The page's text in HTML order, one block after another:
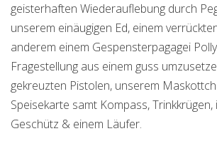
geisterhaften Wiederauflebung durch
unserem einäugigen Ed, einem
anderem einem Gespensterpagagei
Fragestellung aus einem guss
gekreuzten Pistolen, unserem
Speisekarte samt Kompass,
Geschütz & einem Läufer.